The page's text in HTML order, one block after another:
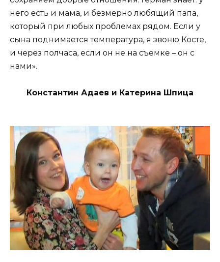
него есть и мама, и безмерно любящий папа,
который при любых проблемах рядом. Если у
сына поднимается температура, я звоню Косте,
и через полчаса, если он не на съемке – он с
нами».
Константин Адаев и Катерина Шпица